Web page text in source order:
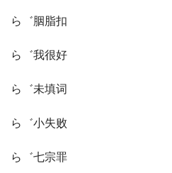
ら゛胭脂扣
ら゛我很好
ら゛未填词
ら゛小失败
ら゛七宗罪